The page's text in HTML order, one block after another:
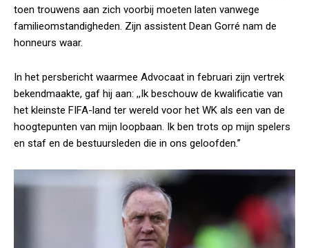
toen trouwens aan zich voorbij moeten laten vanwege
familieomstandigheden. Zijn assistent Dean Gorré nam de
honneurs waar.
In het persbericht waarmee Advocaat in februari zijn vertrek
bekendmaakte, gaf hij aan: ,,Ik beschouw de kwalificatie van
het kleinste FIFA-land ter wereld voor het WK als een van de
hoogtepunten van mijn loopbaan. Ik ben trots op mijn spelers
en staf en de bestuursleden die in ons geloofden.”